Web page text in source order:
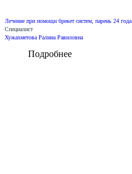
Лечение при помощи брекет систем, парень 24 года
Специалист
Хужахметова Ралина Равиловна
Подробнее